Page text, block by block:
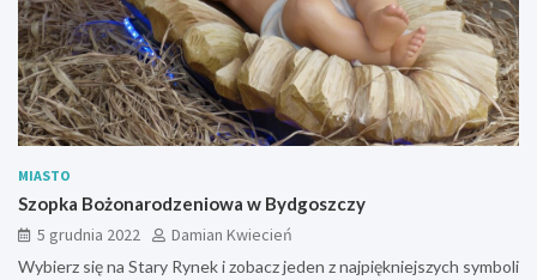
MIASTO
Szopka Bożonarodzeniowa w Bydgoszczy
5 grudnia 2022
Damian Kwiecień
Wybierz się na Stary Rynek i zobacz jeden z najpiękniejszych symboli